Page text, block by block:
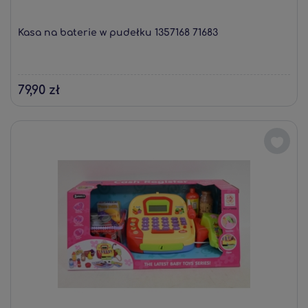
Kasa na baterie w pudełku 1357168 71683
79,90 zł